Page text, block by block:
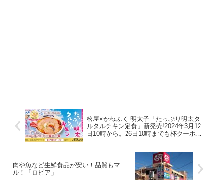
松屋×かねふく 明太子「たっぷり明太タ
ルタルチキン定食」新発売!2024年3月12
日10時から。26日10時までも杯クーポン
肉や魚など生鮮食品が安い！品質もマ
ル！「ロピア」